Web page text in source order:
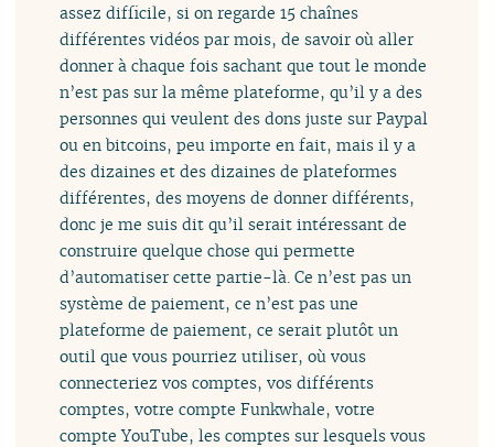
assez difficile, si on regarde 15 chaînes
différentes vidéos par mois, de savoir où aller
donner à chaque fois sachant que tout le monde
n’est pas sur la même plateforme, qu’il y a des
personnes qui veulent des dons juste sur Paypal
ou en bitcoins, peu importe en fait, mais il y a
des dizaines et des dizaines de plateformes
différentes, des moyens de donner différents,
donc je me suis dit qu’il serait intéressant de
construire quelque chose qui permette
d’automatiser cette partie-là. Ce n’est pas un
système de paiement, ce n’est pas une
plateforme de paiement, ce serait plutôt un
outil que vous pourriez utiliser, où vous
connecteriez vos comptes, vos différents
comptes, votre compte Funkwhale, votre
compte YouTube, les comptes sur lesquels vous